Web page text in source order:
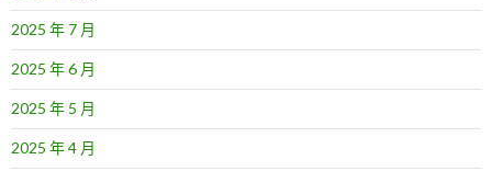
2025 年 7 月
2025 年 6 月
2025 年 5 月
2025 年 4 月